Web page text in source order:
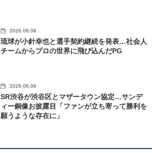
2026.06.06
琉球が小針幸也と選手契約継続を発表…社会人
チームからプロの世界に飛び込んだPG
2026.06.06
SR渋谷が渋谷区とマザータウン協定…サンデ
ィー銅像お披露目「ファンが立ち寄って勝利を
願うような存在に」